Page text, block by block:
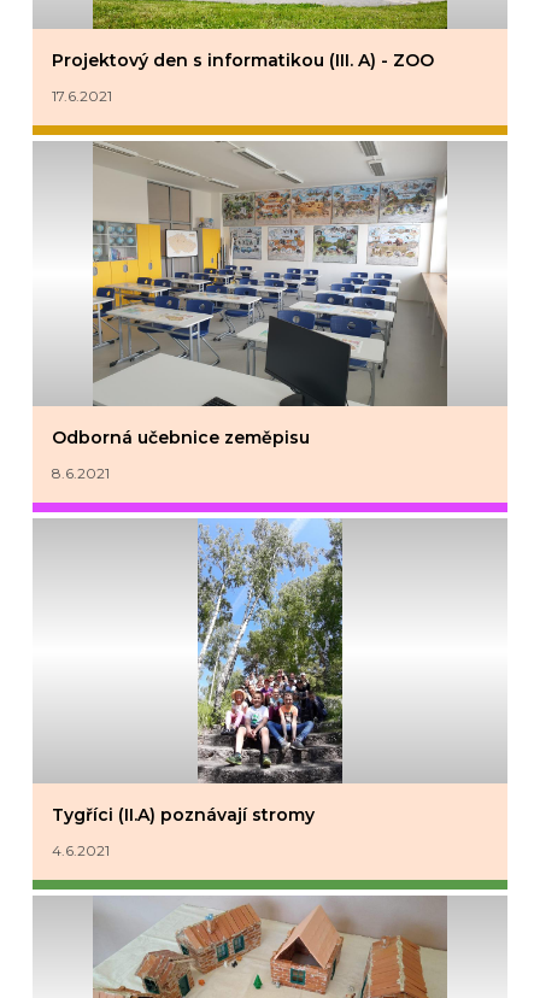
Projektový den s informatikou (III. A) - ZOO
17.6.2021
Odborná učebnice zeměpisu
8.6.2021
Tygříci (II.A) poznávají stromy
4.6.2021